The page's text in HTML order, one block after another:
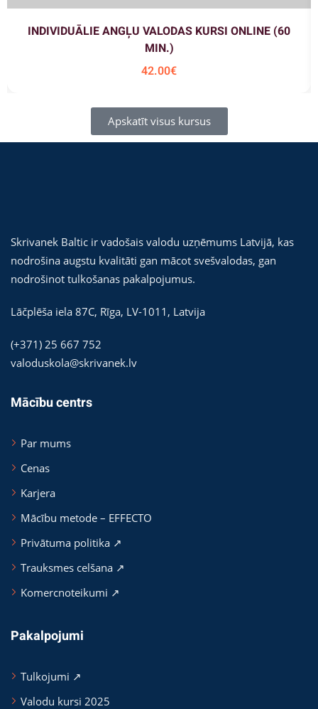
INDIVIDUĀLIE ANGĻU VALODAS KURSI ONLINE (60
MIN.)
42.00€
Apskatīt visus kursus
Skrivanek Baltic ir vadošais valodu uzņēmums Latvijā, kas
nodrošina augstu kvalitāti gan mācot svešvalodas, gan
nodrošinot tulkošanas pakalpojumus.
Lāčplēša iela 87C, Rīga, LV-1011 , Latvija
(+371) 25 667 752
valoduskola@skrivanek.lv
Mācību centrs
Par mums
Cenas
Karjera
Mācību metode – EFFECTO
Privātuma politika ↗
Trauksmes celšana ↗
Komercnoteikumi ↗
Pakalpojumi
Tulkojumi ↗
Valodu kursi 2025